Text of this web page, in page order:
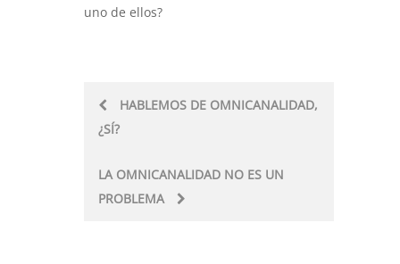
uno de ellos?
Post
navigation
HABLEMOS DE OMNICANALIDAD,
¿SÍ?
LA OMNICANALIDAD NO ES UN
PROBLEMA